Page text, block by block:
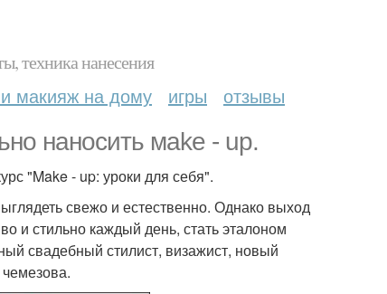
техника нанесения
макияж на дому игры отзывы
наносить мake - up.
"Make - up: уроки для себя".
свежо и естественно. Однако выход
и стильно каждый день, стать эталоном
свадебный стилист, визажист, новый